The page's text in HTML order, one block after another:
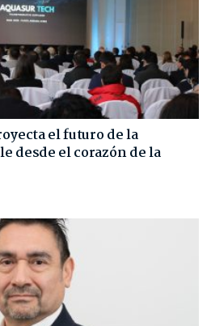
el futuro de la
desde el corazón de la